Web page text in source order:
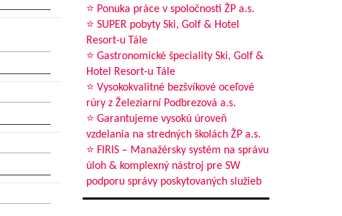
⭐ Ponuka práce v spoločnosti ŽP a.s.
⭐ SUPER pobyty Ski, Golf & Hotel
Resort-u Tále
⭐ Gastronomické špeciality Ski, Golf &
Hotel Resort-u Tále
⭐ Vysokokvalitné bezšvíkové oceľové
rúry z Železiarní Podbrezová a.s.
⭐ Garantujeme vysokú úroveň
vzdelania na stredných školách ŽP a.s.
⭐ FIRIS – Manažérsky systém na správu
úloh & komplexný nástroj pre SW
podporu správy poskytovaných služieb